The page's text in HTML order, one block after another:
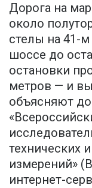
Дорога на
около
стелы на 41-
шоссе до
остановки
метров — и
объясняют
технических
измерений»
интернет-